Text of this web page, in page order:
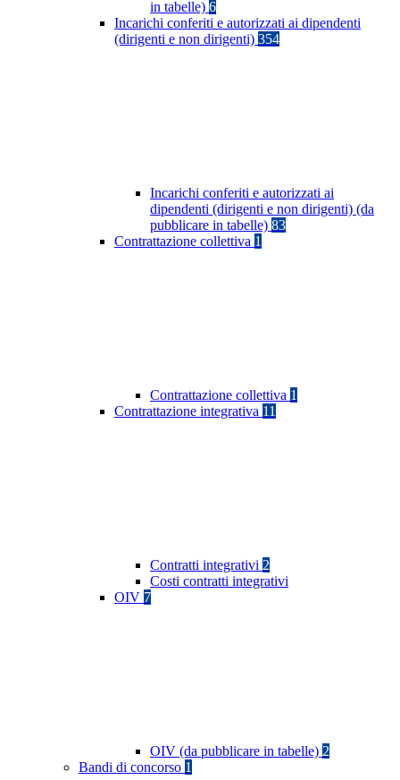
in tabelle) 6
Incarichi conferiti e autorizzati ai dipendenti
(dirigenti e non dirigenti) 354
Incarichi conferiti e autorizzati ai
dipendenti (dirigenti e non dirigenti) (da
pubblicare in tabelle) 83
Contrattazione collettiva 1
Contrattazione collettiva 1
Contrattazione integrativa 11
Contratti integrativi 2
Costi contratti integrativi
OIV 7
OIV (da pubblicare in tabelle) 2
Bandi di concorso 1